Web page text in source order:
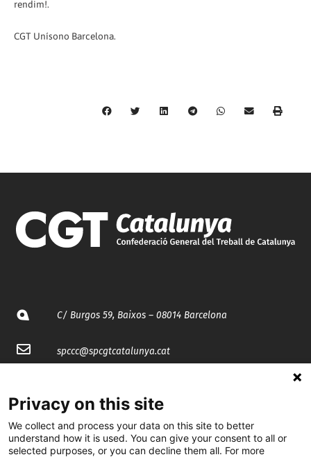
rendim!.
CGT Unísono Barcelona.
C/ Burgos 59, Baixos – 08014 Barcelona
spccc@spcgtcatalunya.cat
@CGTCatalunya
cgtcatalunya
Privacy on this site
We collect and process your data on this site to better
understand how it is used. You can give your consent to all or
selected purposes, or you can decline them all. For more